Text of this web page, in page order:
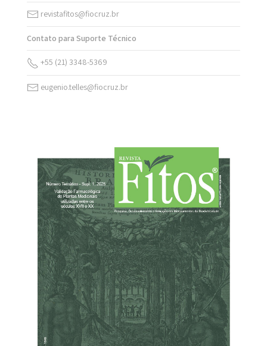
revistafitos@fiocruz.br
Contato para Suporte Técnico
+55 (21) 3348-5369
eugenio.telles@fiocruz.br